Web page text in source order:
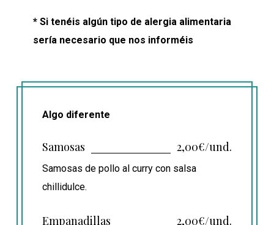
* Si tenéis algún tipo de alergia alimentaria
sería necesario que nos informéis
Algo diferente
Samosas 2,00€/und.
Samosas de pollo al curry con salsa
chillidulce.
Empanadillas 2,00€/und.